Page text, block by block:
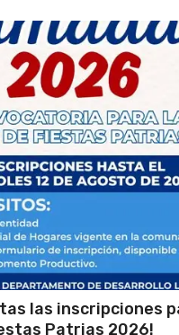
las inscripciones
Patrias 2026!